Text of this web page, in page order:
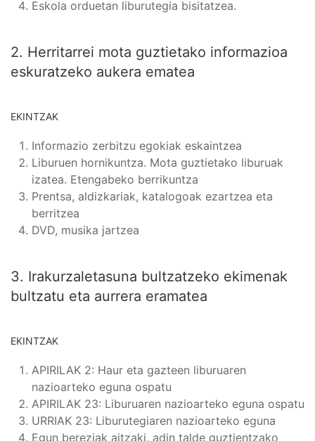
Eskola orduetan liburutegia bisitatzea.
2. Herritarrei mota guztietako informazioa
eskuratzeko aukera ematea
EKINTZAK
Informazio zerbitzu egokiak eskaintzea
Liburuen hornikuntza. Mota guztietako liburuak
izatea. Etengabeko berrikuntza
Prentsa, aldizkariak, katalogoak ezartzea eta
berritzea
DVD, musika jartzea
3. Irakurzaletasuna bultzatzeko ekimenak
bultzatu eta aurrera eramatea
EKINTZAK
APIRILAK 2: Haur eta gazteen liburuaren
nazioarteko eguna ospatu
APIRILAK 23: Liburuaren nazioarteko eguna ospatu
URRIAK 23: Liburutegiaren nazioarteko eguna
Egun bereziak aitzaki, adin talde guztientzako